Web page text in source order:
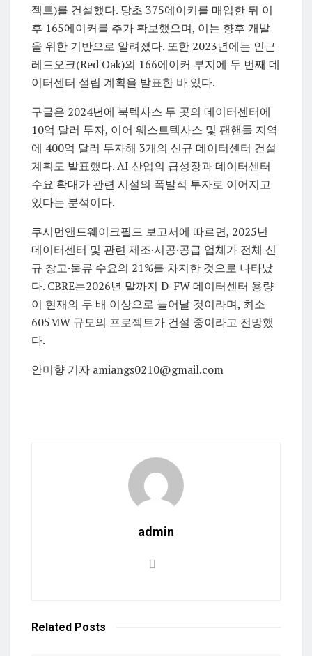
젝트)를 건설했다. 당초 375에이커를 매입한 뒤 이
후 165에이커를 추가 확보했으며, 이는 향후 개발
을 위한 기반으로 알려졌다. 또한 2023년에는 인근
레드오크(Red Oak)의 166에이커 부지에 두 번째 데
이터센터 설립 계획을 발표한 바 있다.
구글은 2024년에 북텍사스 두 곳의 데이터센터에
10억 달러 투자, 이어 웨스트텍사스 및 팬핸들 지역
에 400억 달러 투자해 3개의 신규 데이터센터 건설
계획도 발표했다. AI 산업의 급성장과 데이터센터
수요 확대가 관련 시설의 폭발적 투자로 이어지고
있다는 분석이다.
쿠시먼앤드웨이크필드 보고서에 따르면, 2025년
데이터센터 및 관련 제조·시공·공급 업체가 전체 신
규 창고·물류 수요의 21%를 차지한 것으로 나타났
다. CBRE는2026년 말까지 D-FW 데이터센터 용량
이 현재의 두 배 이상으로 늘어날 것이라며, 최소
605MW 규모의 프로젝트가 건설 중이라고 전망했
다.
안미향 기자 amiangs0210@gmail.com
admin
Related Posts